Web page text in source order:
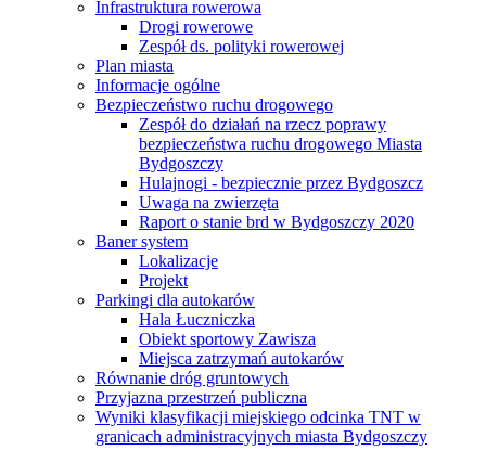
Infrastruktura rowerowa
Drogi rowerowe
Zespół ds. polityki rowerowej
Plan miasta
Informacje ogólne
Bezpieczeństwo ruchu drogowego
Zespół do działań na rzecz poprawy
bezpieczeństwa ruchu drogowego Miasta
Bydgoszczy
Hulajnogi - bezpiecznie przez Bydgoszcz
Uwaga na zwierzęta
Raport o stanie brd w Bydgoszczy 2020
Baner system
Lokalizacje
Projekt
Parkingi dla autokarów
Hala Łuczniczka
Obiekt sportowy Zawisza
Miejsca zatrzymań autokarów
Równanie dróg gruntowych
Przyjazna przestrzeń publiczna
Wyniki klasyfikacji miejskiego odcinka TNT w
granicach administracyjnych miasta Bydgoszczy